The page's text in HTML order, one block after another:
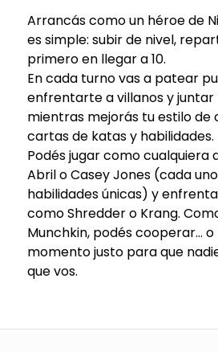
Arrancás como un héroe de
es simple: subir de nivel,
primero en llegar a 10.
En cada turno vas a patear
enfrentarte a villanos y juntar
mientras mejorás tu estilo
cartas de katas y habilidades.
Podés jugar como cualquiera
Abril o Casey Jones (cada
habilidades únicas) y
como Shredder o Krang.
Munchkin, podés cooperar…
momento justo para que
que vos.